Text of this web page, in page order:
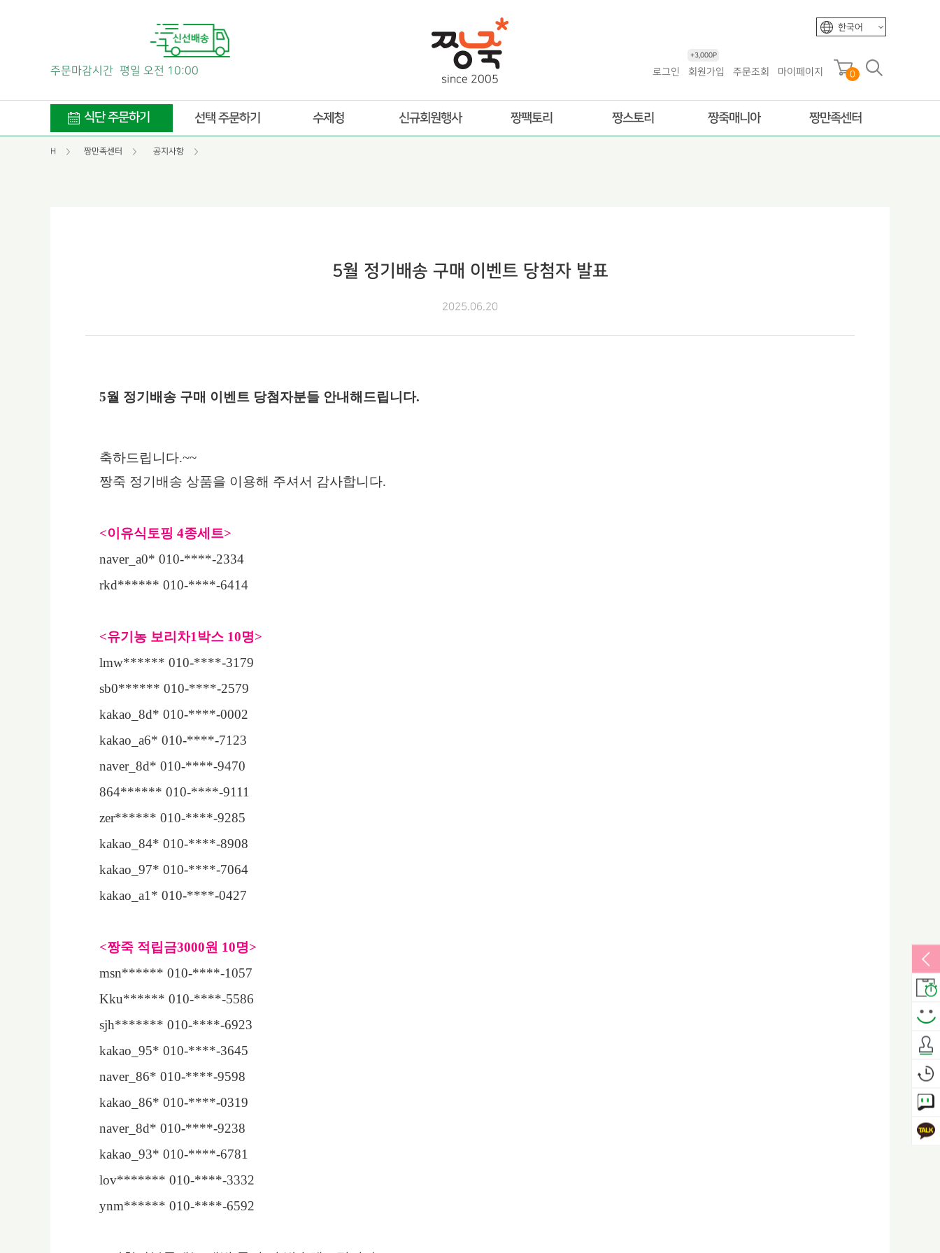
한국어
주문마감시간 평일 오전 10:00
since 2005
로그인 회원가입
+3,000P
주문조회 마이페이지 0
식단 주문하기 선택 주문하기 수제청 신규회원행사 짱팩토리 짱스토리 짱죽매니아 짱만족센터
H 짱만족센터 공지사항
5월 정기배송 구매 이벤트 당첨자 발표
2025.06.20
5월 정기배송 구매 이벤트 당첨자분들 안내해드립니다.
축하드립니다.~~
짱죽 정기배송 상품을 이용해 주셔서 감사합니다.
<이유식토핑 4종세트>
naver_a0* 010-****-2334
rkd****** 010-****-6414
<유기농 보리차1 박스 10명>
lmw****** 010-****-3179
sb0****** 010-****-2579
kakao_8d* 010-****-0002
kakao_a6* 010-****-7123
naver_8d* 010-****-9470
864****** 010-****-9111
zer****** 010-****-9285
kakao_84* 010-****-8908
kakao_97* 010-****-7064
kakao_a1* 010-****-0427
<짱죽 적립금3000원 10명>
msn****** 010-****-1057
Kku****** 010-****-5586
sjh******* 010-****-6923
kakao_95* 010-****-3645
naver_86* 010-****-9598
kakao_86* 010-****-0319
naver_8d* 010-****-9238
kakao_93* 010-****-6781
lov******* 010-****-3332
ynm****** 010-****-6592